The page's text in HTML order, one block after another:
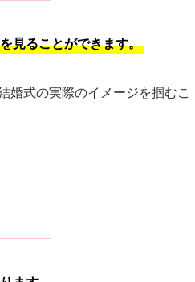
見ることができます。
婚式の実際のイメージを掴むこ